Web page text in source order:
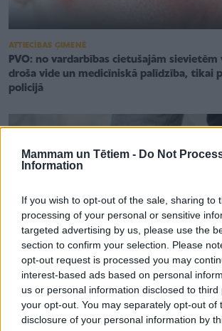
Mammam un Tētiem - Do Not
Information
If you wish to opt-out of the sale, sharing to
processing of your personal or sensitive
targeted advertising by us, please use the
section to confirm your selection. Please
opt-out request is processed you may
interest-based ads based on personal
us or personal information disclosed to
your opt-out. You may separately opt-out of
disclosure of your personal information by
ATTIECĪBAS ĢIMENĒ
PVO: no vardarbības cietušajām sievietēm
droša vide un medicīniskā palīdzība, tikai
policijā